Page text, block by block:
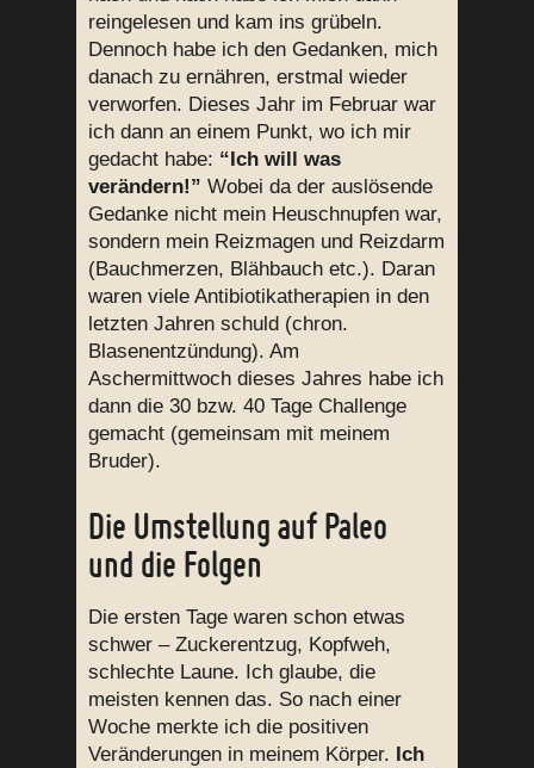
reingelesen und kam ins grübeln.
Dennoch habe ich den Gedanken, mich
danach zu ernähren, erstmal wieder
verworfen. Dieses Jahr im Februar war
ich dann an einem Punkt, wo ich mir
gedacht habe: “Ich will was
verändern!” Wobei da der auslösende
Gedanke nicht mein Heuschnupfen war,
sondern mein Reizmagen und Reizdarm
(Bauchmerzen, Blähbauch etc.). Daran
waren viele Antibiotikatherapien in den
letzten Jahren schuld (chron.
Blasenentzündung). Am
Aschermittwoch dieses Jahres habe ich
dann die 30 bzw. 40 Tage Challenge
gemacht (gemeinsam mit meinem
Bruder).
Die Umstellung auf Paleo
und die Folgen
Die ersten Tage waren schon etwas
schwer – Zuckerentzug, Kopfweh,
schlechte Laune. Ich glaube, die
meisten kennen das. So nach einer
Woche merkte ich die positiven
Veränderungen in meinem Körper. Ich